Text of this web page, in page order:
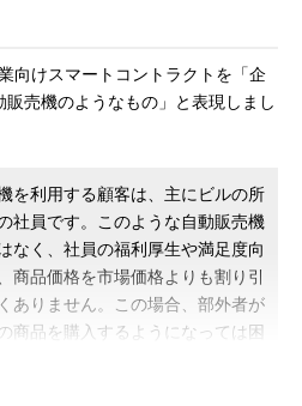
向けスマートコントラクトを「企
売機のようなもの」と表現しまし
を利用する顧客は、主にビルの所
社員です。このような自動販売機
なく、社員の福利厚生や満足度向
商品価格を市場価格よりも割り引
ありません。この場合、部外者が
商品を購入するようになっては困